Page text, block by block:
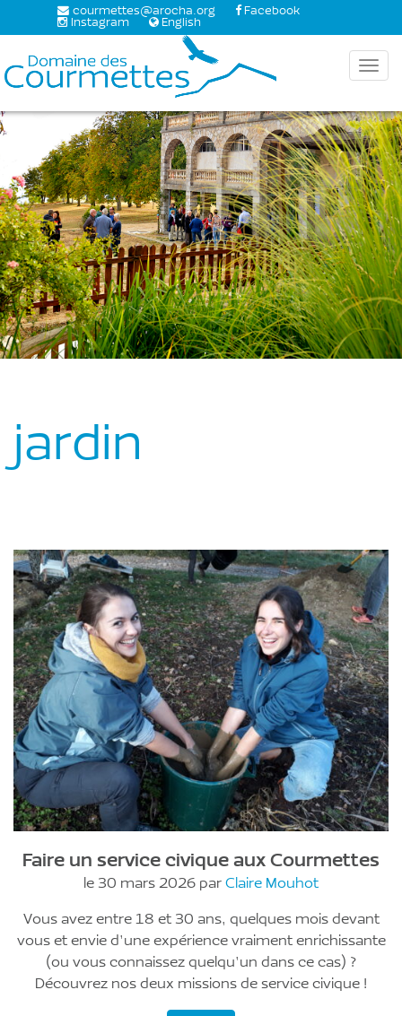
courmettes@arocha.org
Facebook
Instagram
English
jardin
Faire un service civique aux Courmettes
le 30 mars 2026 par Claire Mouhot
Vous avez entre 18 et 30 ans, quelques mois devant
vous et envie d’une expérience vraiment enrichissante
(ou vous connaissez quelqu’un dans ce cas) ?
Découvrez nos deux missions de service civique !